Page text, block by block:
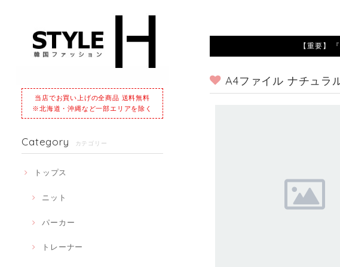
当店でお買い上げの全商品 送料無料
※北海道・沖縄など一部エリアを除く
Category カテゴリー
トップス
ニット
パーカー
トレーナー
【重要】
A4ファイル ナチュラ